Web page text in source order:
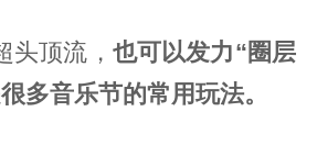
头顶流， 也可以发力“圈层
多音乐节的常用玩法。